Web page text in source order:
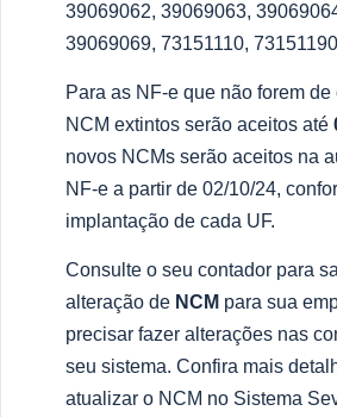
39069062, 39069063,
39069069, 73151110,
Para as NF-e que não forem
NCM extintos serão aceitos até
novos NCMs serão aceitos na
NF-e a partir de 02/10/24,
implantação de cada UF.
Consulte o seu contador para
alteração de NCM para sua
precisar fazer alterações nas
seu sistema. Confira mais
atualizar o NCM no Sistema